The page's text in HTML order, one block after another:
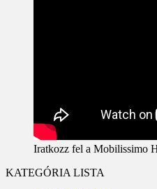
Iratkozz fel a Mobilissimo
KATEGÓRIA LISTA